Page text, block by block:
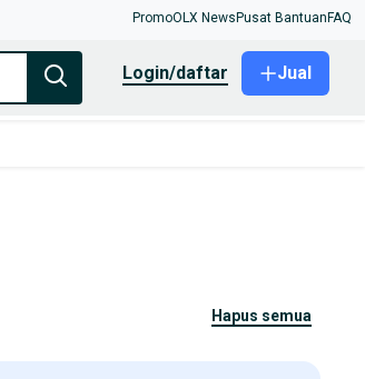
PromoOLX News Pusat Bantuan FAQ
login/daftar Jual
hapus semua